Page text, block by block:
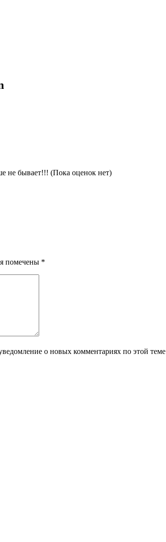
(Пока оценок нет)
помечены *
о новых комментариях по этой теме